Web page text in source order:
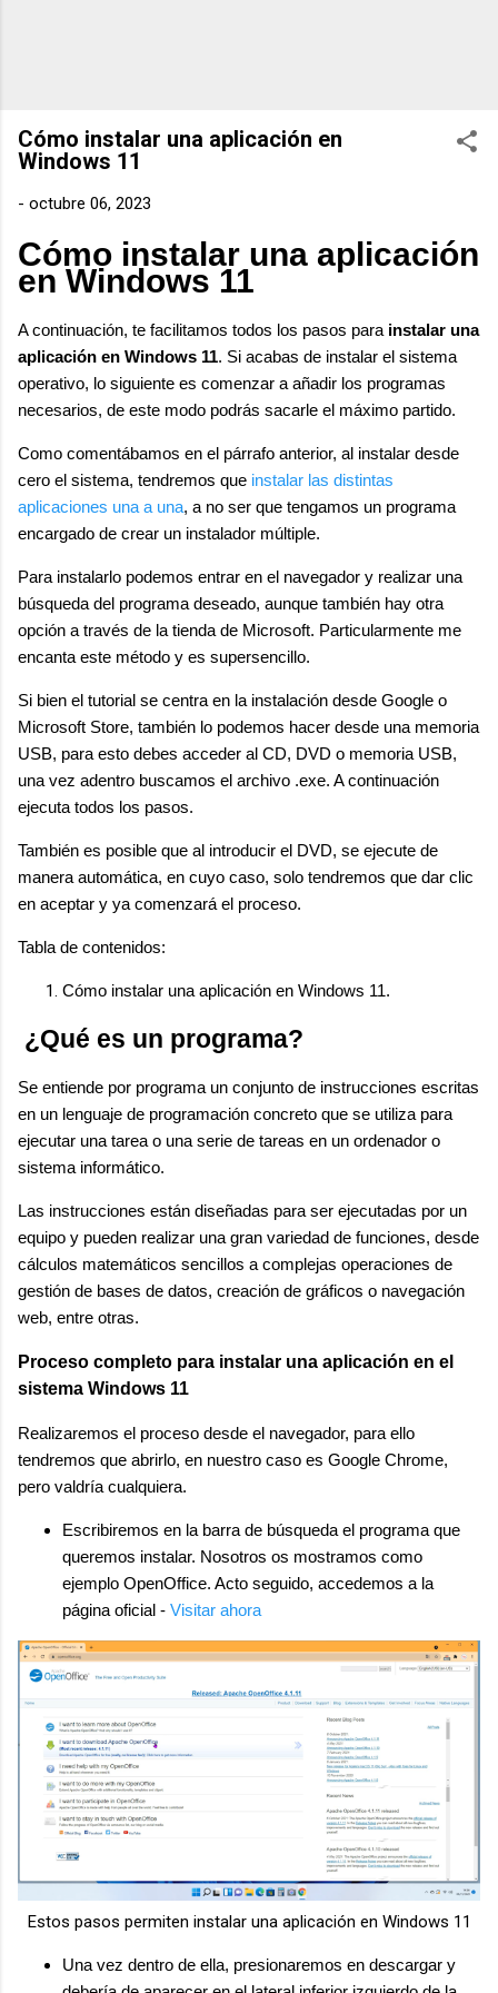
Cómo instalar una aplicación en
Windows 11
- octubre 06, 2023
Cómo instalar una aplicación
en Windows 11
A continuación, te facilitamos todos los pasos parainstalar una
aplicación en Windows 11. Si acabas de instalar el sistema
operativo, lo siguiente es comenzar a añadir los programas
necesarios, de este modo podrás sacarle el máximo partido.
Como comentábamos en el párrafo anterior, al instalar desde
cero el sistema, tendremos que instalar las distintas
aplicaciones una a una, a no ser que tengamos un programa
encargado de crear un instalador múltiple.
Para instalarlo podemos entrar en el navegador y realizar una
búsqueda del programa deseado, aunque también hay otra
opción a través de la tienda de Microsoft. Particularmente me
encanta este método y es supersencillo.
Si bien el tutorial se centra en la instalación desde Google o
Microsoft Store, también lo podemos hacer desde una memoria
USB, para esto debes acceder al CD, DVD o memoria USB,
una vez adentro buscamos el archivo .exe. A continuación
ejecuta todos los pasos.
También es posible que al introducir el DVD, se ejecute de
manera automática, en cuyo caso, solo tendremos que dar clic
en aceptar y ya comenzará el proceso.
Tabla de contenidos:
Cómo instalar una aplicación en Windows 11.
¿Qué es un programa?
Se entiende por programa un conjunto de instrucciones escritas
en un lenguaje de programación concreto que se utiliza para
ejecutar una tarea o una serie de tareas en un ordenador o
sistema informático.
Las instrucciones están diseñadas para ser ejecutadas por un
equipo y pueden realizar una gran variedad de funciones, desde
cálculos matemáticos sencillos a complejas operaciones de
gestión de bases de datos, creación de gráficos o navegación
web, entre otras.
Proceso completo para instalar una aplicación en el
sistema Windows 11
Realizaremos el proceso desde el navegador, para ello
tendremos que abrirlo, en nuestro caso es Google Chrome,
pero valdría cualquiera.
Escribiremos en la barra de búsqueda el programa que
queremos instalar. Nosotros os mostramos como
ejemplo OpenOffice. Acto seguido, accedemos a la
página oficial - Visitar ahora
Estos pasos permiten instalar una aplicación en Windows 11
Una vez dentro de ella, presionaremos en descargar y